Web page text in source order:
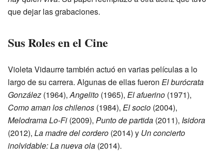
que dejar las grabaciones.
Sus Roles en el Cine
Violeta Vidaurre también actuó en varias películas a lo
largo de su carrera. Algunas de ellas fueron El burócrata
González (1964),Angelito (1965), El afuerino (1971),
Como aman los chilenos (1984), El socio (2004),
Melodrama Lo-Fi (2009), Punto de partida (2011), Isidora
(2012), La madre del cordero (2014) y Un concierto
inolvidable: La nueva ola (2014).